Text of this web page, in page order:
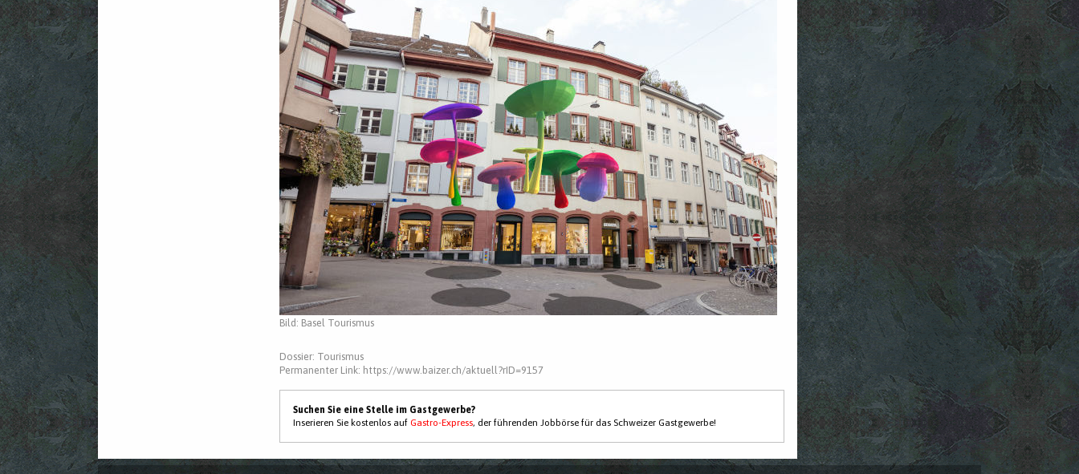
Bild: Basel Tourismus
Dossier: Tourismus
Permanenter Link: https://www.baizer.ch/aktuell?rID=9157
Suchen Sie eine Stelle im Gastgewerbe?
Inserieren Sie kostenlos auf Gastro-Express, der führenden Jobbörse für das Schweizer Gastgewerbe!